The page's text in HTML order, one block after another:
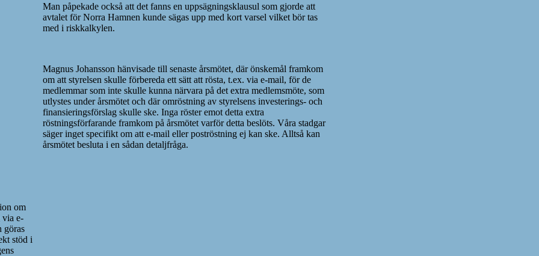
om
via e-
göras
stöd i
Man påpekade också att det fanns en uppsägningsklausul som gjorde att
avtalet för Norra Hamnen kunde sägas upp med kort varsel vilket bör tas
med i riskkalkylen.
Magnus Johansson hänvisade till senaste årsmötet, där önskemål framkom
om att styrelsen skulle förbereda ett sätt att rösta, t.ex. via e-mail, för de
medlemmar som inte skulle kunna närvara på det extra medlemsmöte, som
utlystes under årsmötet och där omröstning av styrelsens investerings- och
finansieringsförslag skulle ske. Inga röster emot detta extra
röstningsförfarande framkom på årsmötet varför detta beslöts. Våra stadgar
säger inget specifikt om att e-mail eller poströstning ej kan ske. Alltså kan
årsmötet besluta i en sådan detaljfråga.